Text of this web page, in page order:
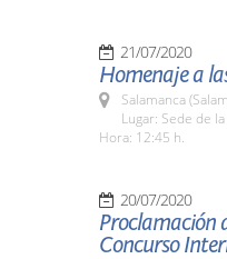
21/07/2020
Homenaje a
Salamanca
Lugar: Sede de
Hora: 12:45 h.
20/07/2020
Proclamación
Concurso